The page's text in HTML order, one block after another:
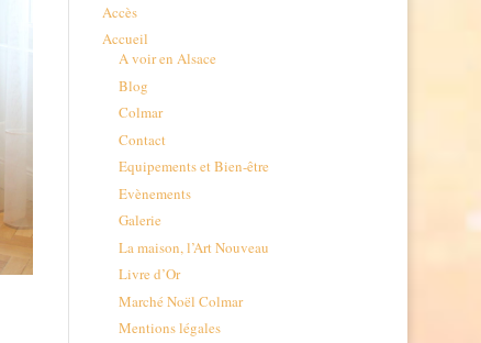
Accès
Accueil
A voir en Alsace
Blog
Colmar
Contact
Equipements et Bien-être
Evènements
Galerie
La maison, l’Art Nouveau
Livre d’Or
Marché Noël Colmar
Mentions légales